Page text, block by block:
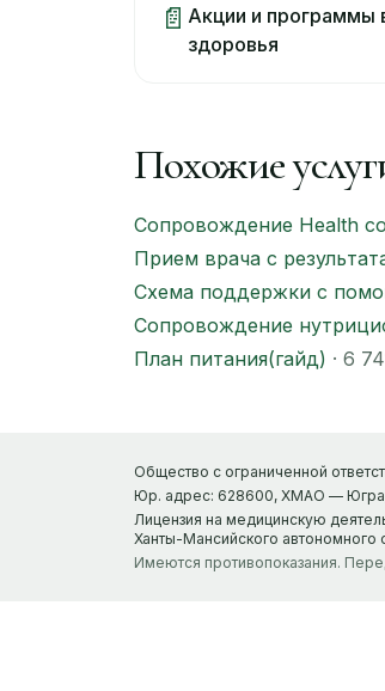
📄 Акции и программы
здоровья
Похожие
Сопровождение Health
Прием врача с
Схема поддержки с
Сопровождение
План питания(гайд) · 6
Общество с ограниченной
Юр. адрес: 628600, ХМАО — Югра,
Лицензия на медицинскую
Ханты-Мансийского
Имеются противопоказания.